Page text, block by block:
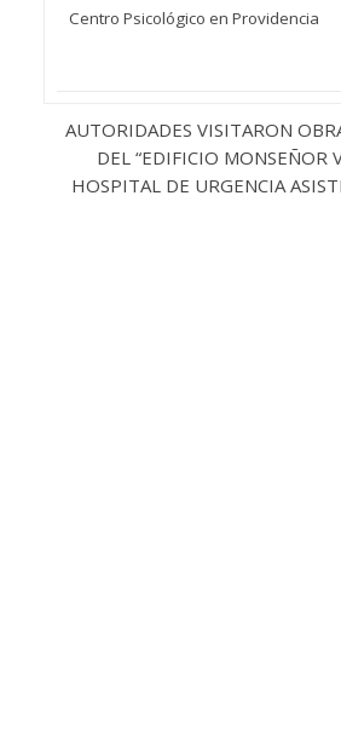
Centro Psicológico en Providencia
AUTORIDADES VISITARON
DEL “EDIFICIO MONSEÑOR
HOSPITAL DE URGENCIA